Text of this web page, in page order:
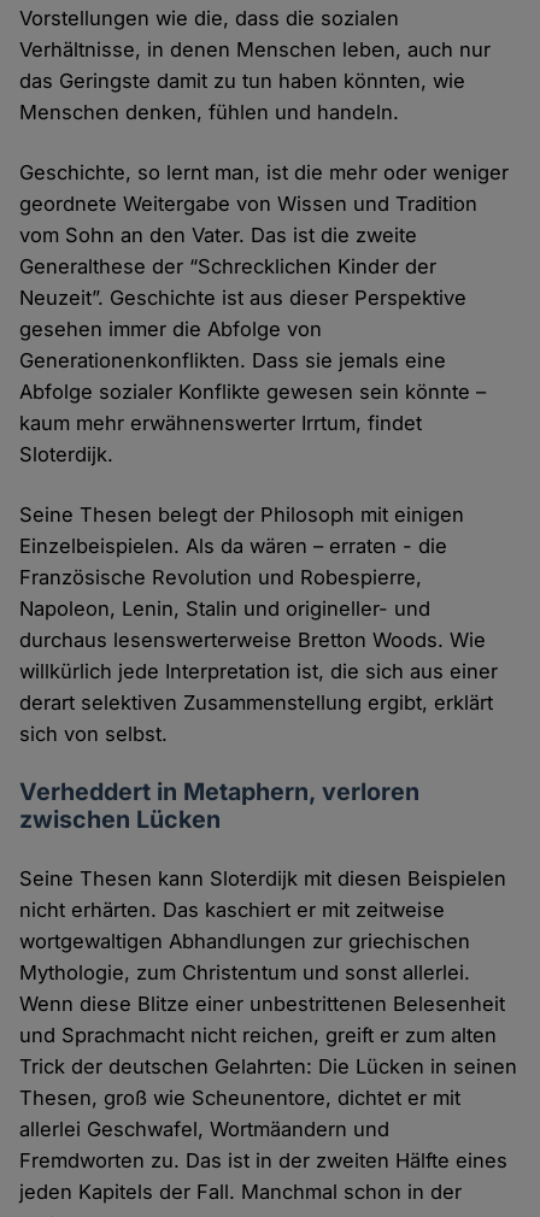
Vorstellungen wie die, dass die sozialen
Verhältnisse, in denen Menschen leben, auch nur
das Geringste damit zu tun haben könnten, wie
Menschen denken, fühlen und handeln.
Geschichte, so lernt man, ist die mehr oder weniger
geordnete Weitergabe von Wissen und Tradition
vom Sohn an den Vater. Das ist die zweite
Generalthese der “Schrecklichen Kinder der
Neuzeit”. Geschichte ist aus dieser Perspektive
gesehen immer die Abfolge von
Generationenkonflikten. Dass sie jemals eine
Abfolge sozialer Konflikte gewesen sein könnte –
kaum mehr erwähnenswerter Irrtum, findet
Sloterdijk.
Seine Thesen belegt der Philosoph mit einigen
Einzelbeispielen. Als da wären – erraten - die
Französische Revolution und Robespierre,
Napoleon, Lenin, Stalin und origineller- und
durchaus lesenswerterweise Bretton Woods. Wie
willkürlich jede Interpretation ist, die sich aus einer
derart selektiven Zusammenstellung ergibt, erklärt
sich von selbst.
Verheddert in Metaphern, verloren
zwischen Lücken
Seine Thesen kann Sloterdijk mit diesen Beispielen
nicht erhärten. Das kaschiert er mit zeitweise
wortgewaltigen Abhandlungen zur griechischen
Mythologie, zum Christentum und sonst allerlei.
Wenn diese Blitze einer unbestrittenen Belesenheit
und Sprachmacht nicht reichen, greift er zum alten
Trick der deutschen Gelahrten: Die Lücken in seinen
Thesen, groß wie Scheunentore, dichtet er mit
allerlei Geschwafel, Wortmäandern und
Fremdworten zu. Das ist in der zweiten Hälfte eines
jeden Kapitels der Fall. Manchmal schon in der